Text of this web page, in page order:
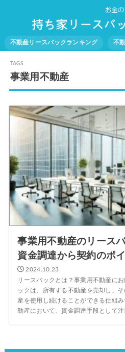
不動産リースバックランキング 不
事業用不動産
事業用不動産のリース
資金調達から契約のポ
2024.10.23
リースバックとは？事業用不動産に
ックは、所有する不動産を売却し、
産を使用し続けることができる仕組
動産において、資金調達手段として注